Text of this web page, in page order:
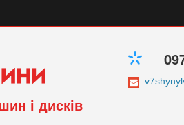
і дисків